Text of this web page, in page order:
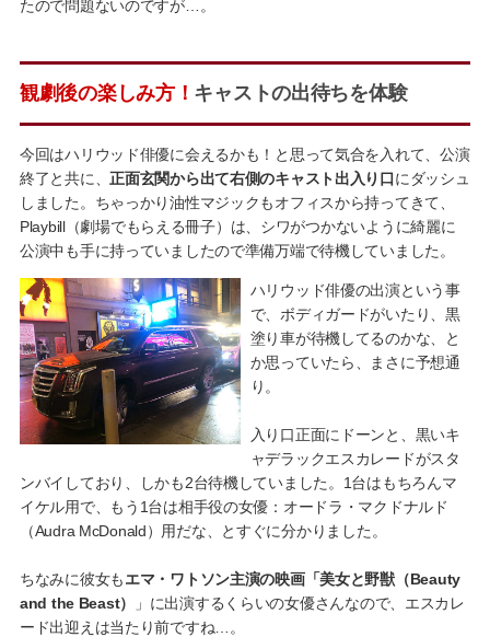
たので問題ないのですが…。
観劇後の楽しみ方！ キャストの出待ちを体験
今回はハリウッド俳優に会えるかも！と思って気合を入れて、公演
終了と共に、正面玄関から出て右側のキャスト出入り口にダッシュ
しました。ちゃっかり油性マジックもオフィスから持ってきて、
Playbill（劇場でもらえる冊子）は、シワがつかないように綺麗に
公演中も手に持っていましたので準備万端で待機していました。
ハリウッド俳優の出演という事
で、ボディガードがいたり、黒
塗り車が待機してるのかな、と
か思っていたら、まさに予想通
り。
入り口正面にドーンと、黒いキ
ャデラックエスカレードがスタ
ンバイしており、しかも2台待機していました。1台はもちろんマ
イケル用で、もう1台は相手役の女優：オードラ・マクドナルド
（Audra McDonald）用だな、とすぐに分かりました。
ちなみに彼女もエマ・ワトソン主演の映画「美女と野獣（Beauty
and the Beast）
」に出演するくらいの女優さんなので、エスカレ
ード出迎えは当たり前ですね…。